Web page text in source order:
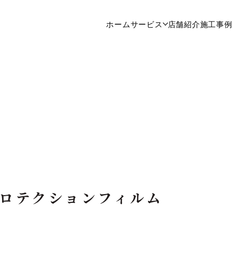
ホームサービス 店舗紹介施工事例
ロテクションフィルム